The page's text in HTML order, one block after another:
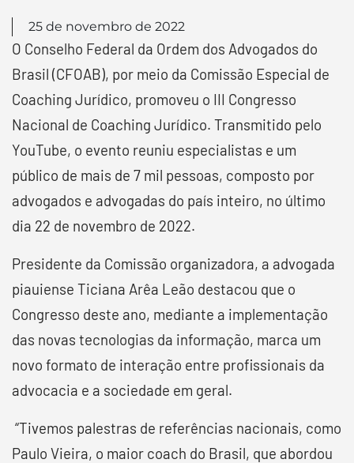
25 de novembro de 2022
O Conselho Federal da Ordem dos Advogados do
Brasil (CFOAB), por meio da Comissão Especial de
Coaching Jurídico, promoveu o III Congresso
Nacional de Coaching Jurídico. Transmitido pelo
YouTube, o evento reuniu especialistas e um
público de mais de 7 mil pessoas, composto por
advogados e advogadas do país inteiro, no último
dia 22 de novembro de 2022.
Presidente da Comissão organizadora, a advogada
piauiense Ticiana Arêa Leão destacou que o
Congresso deste ano, mediante a implementação
das novas tecnologias da informação, marca um
novo formato de interação entre profissionais da
advocacia e a sociedade em geral.
“Tivemos palestras de referências nacionais, como
Paulo Vieira, o maior coach do Brasil, que abordou